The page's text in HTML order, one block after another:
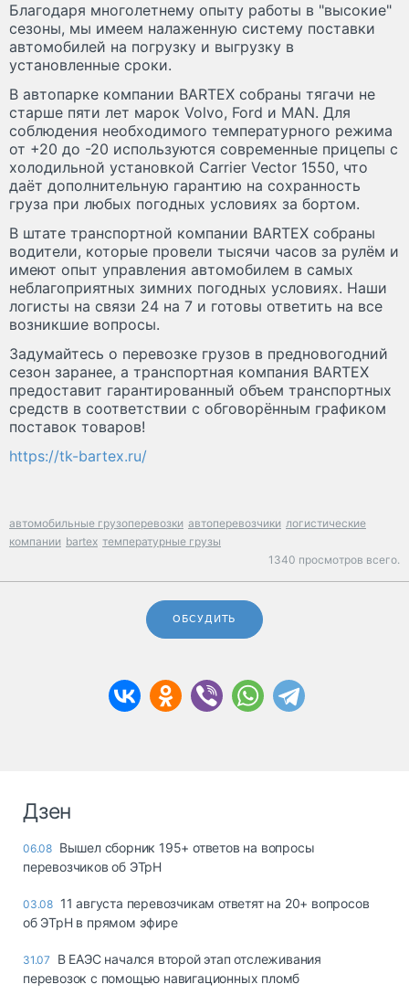
Благодаря многолетнему опыту работы в "высокие"
сезоны, мы имеем налаженную систему поставки
автомобилей на погрузку и выгрузку в
установленные сроки.
В автопарке компании BARTEX собраны тягачи не
старше пяти лет марок Volvo, Ford и MAN. Для
соблюдения необходимого температурного режима
от +20 до -20 используются современные прицепы с
холодильной установкой Carrier Vector 1550, что
даёт дополнительную гарантию на сохранность
груза при любых погодных условиях за бортом.
В штате транспортной компании BARTEX собраны
водители, которые провели тысячи часов за рулём и
имеют опыт управления автомобилем в самых
неблагоприятных зимних погодных условиях. Наши
логисты на связи 24 на 7 и готовы ответить на все
возникшие вопросы.
Задумайтесь о перевозке грузов в предновогодний
сезон заранее, а транспортная компания BARTEX
предоставит гарантированный объем транспортных
средств в соответствии с обговорённым графиком
поставок товаров!
https://tk-bartex.ru/
автомобильные грузоперевозки автоперевозчики логистические
компании bartex температурные грузы
1340 просмотров всего.
ОБСУДИТЬ
Дзен
06.08 Вышел сборник 195+ ответов на вопросы
перевозчиков об ЭТрН
03.08 11 августа перевозчикам ответят на 20+ вопросов
об ЭТрН в прямом эфире
31.07
В ЕАЭС начался второй этап отслеживания
перевозок с помощью навигационных пломб